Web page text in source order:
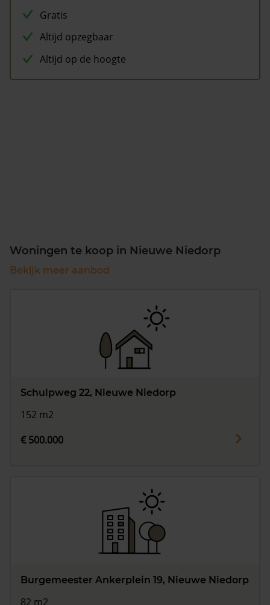
Gratis
Altijd opzegbaar
Altijd op de hoogte
Woningen te koop in Nieuwe Niedorp
Bekijk meer aanbod
Schulpweg 22, Nieuwe Niedorp
152 m2
€ 500.000
Burgemeester Ankerplein 19, Nieuwe Niedorp
82 m2